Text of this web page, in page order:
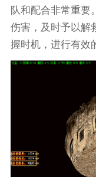
队和配合非常重要
伤害，及时予以解
握时机，进行有效